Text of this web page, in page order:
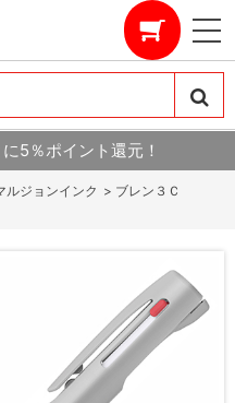
5％ポイント還元！
ルジョンインク > ブレン３Ｃ